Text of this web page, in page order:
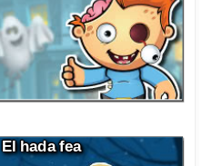
El hada fea